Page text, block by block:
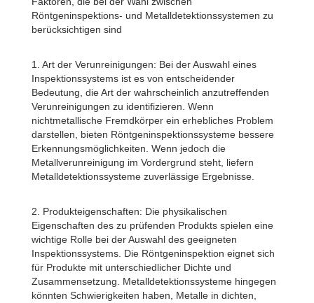
Röntgeninspektions- und Metalldetektionssystemen zu
berücksichtigen sind
1. Art der Verunreinigungen: Bei der Auswahl eines
Inspektionssystems ist es von entscheidender
Bedeutung, die Art der wahrscheinlich anzutreffenden
Verunreinigungen zu identifizieren. Wenn
nichtmetallische Fremdkörper ein erhebliches Problem
darstellen, bieten Röntgeninspektionssysteme bessere
Erkennungsmöglichkeiten. Wenn jedoch die
Metallverunreinigung im Vordergrund steht, liefern
Metalldetektionssysteme zuverlässige Ergebnisse.
2. Produkteigenschaften: Die physikalischen
Eigenschaften des zu prüfenden Produkts spielen eine
wichtige Rolle bei der Auswahl des geeigneten
Inspektionssystems. Die Röntgeninspektion eignet sich
für Produkte mit unterschiedlicher Dichte und
Zusammensetzung. Metalldetektionssysteme hingegen
könnten Schwierigkeiten haben, Metalle in dichten,